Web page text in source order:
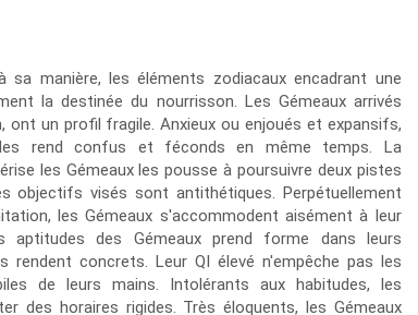
sa manière, les éléments zodiacaux encadrant une
la destinée du nourrisson. Les Gémeaux arrivés
ont un profil fragile. Anxieux ou enjoués et expansifs,
rend confus et féconds en même temps. La
les Gémeaux les pousse à poursuivre deux pistes
objectifs visés sont antithétiques. Perpétuellement
les Gémeaux s'accommodent aisément à leur
aptitudes des Gémeaux prend forme dans leurs
rendent concrets. Leur QI élevé n'empêche pas les
de leurs mains. Intolérants aux habitudes, les
des horaires rigides. Très éloquents, les Gémeaux